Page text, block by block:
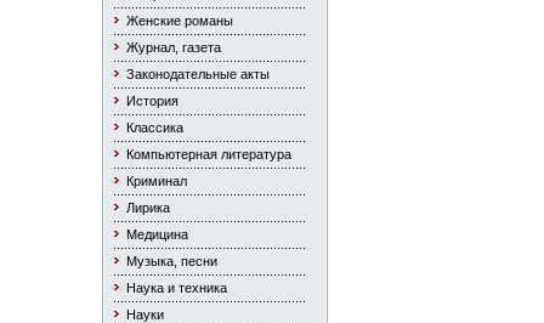
Женские романы
Журнал, газета
Законодательные акты
История
Классика
Компьютерная литература
Криминал
Лирика
Медицина
Музыка, песни
Наука и техника
Науки